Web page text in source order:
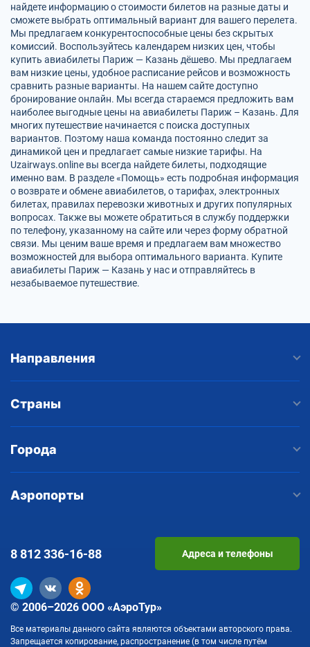
найдете информацию о стоимости билетов на разные даты и
сможете выбрать оптимальный вариант для вашего перелета.
Мы предлагаем конкурентоспособные цены без скрытых
комиссий. Воспользуйтесь календарем низких цен, чтобы
купить авиабилеты Париж — Казань дёшево. Мы предлагаем
вам низкие цены, удобное расписание рейсов и возможность
сравнить разные варианты. На нашем сайте доступно
бронирование онлайн. Мы всегда стараемся предложить вам
наиболее выгодные цены на авиабилеты Париж – Казань. Для
многих путешествие начинается с поиска доступных
вариантов. Поэтому наша команда постоянно следит за
динамикой цен и предлагает самые низкие тарифы. На
Uzairways.online вы всегда найдете билеты, подходящие
именно вам. В разделе «Помощь» есть подробная информация
о возврате и обмене авиабилетов, о тарифах, электронных
билетах, правилах перевозки животных и других популярных
вопросах. Также вы можете обратиться в службу поддержки
по телефону, указанному на сайте или через форму обратной
связи. Мы ценим ваше время и предлагаем вам множество
возможностей для выбора оптимального варианта. Купите
авиабилеты Париж — Казань у нас и отправляйтесь в
незабываемое путешествие.
Направления
Страны
Города
Аэропорты
© 2006–2026 ООО «АэроТур»
Все материалы данного сайта являются объектами авторского права.
Запрещается копирование, распространение (в том числе путём
8 812336-16-88 Адреса и телефоны